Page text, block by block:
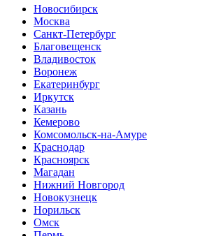
Новосибирск
Москва
Санкт-Петербург
Благовещенск
Владивосток
Воронеж
Екатеринбург
Иркутск
Казань
Кемерово
Комсомольск-на-Амуре
Краснодар
Красноярск
Магадан
Нижний Новгород
Новокузнецк
Норильск
Омск